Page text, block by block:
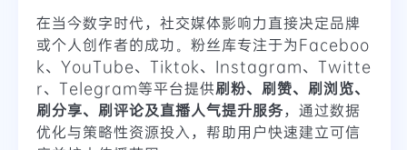
在当今数字时代，社交媒体影响力直接决定品牌
或个人创作者的成功。粉丝库专注于为Faceboo
k、YouTube、Tiktok、Instagram、Twitte
r、Telegram等平台提供刷粉、刷赞、刷浏览、
刷分享、刷评论及直播人气提升服务，通过数据
优化与策略性资源投入，帮助用户快速建立可信